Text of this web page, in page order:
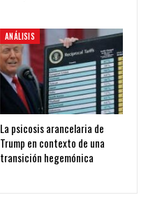
ANÁLISIS
La psicosis arancelaria de
Trump en contexto de una
transición hegemónica